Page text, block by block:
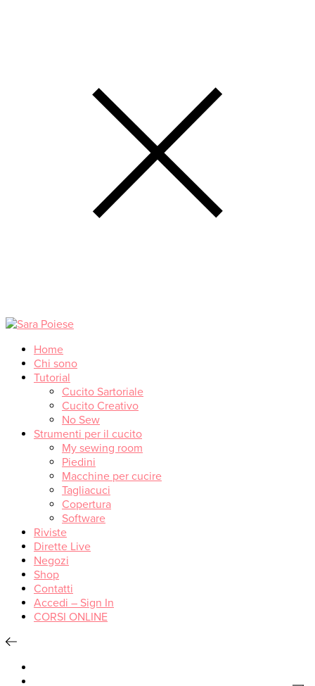
Home
Chi sono
Tutorial
Cucito Sartoriale
Cucito Creativo
No Sew
Strumenti per il cucito
My sewing room
Piedini
Macchine per cucire
Tagliacuci
Copertura
Software
Riviste
Dirette Live
Negozi
Shop
Contatti
Accedi – Sign In
CORSI ONLINE